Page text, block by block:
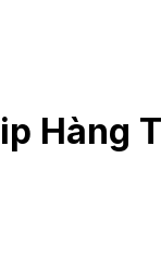
Hàng